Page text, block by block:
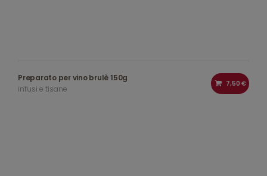
Preparato per vino brulè 150g
infusi e tisane
7,50 €